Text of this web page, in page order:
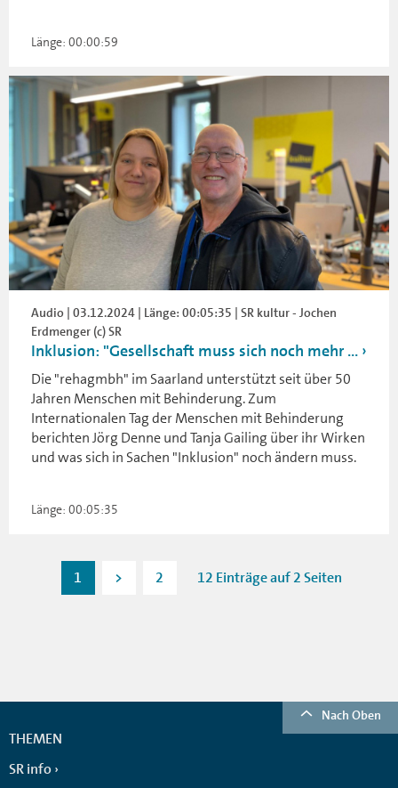
Länge: 00:00:59
Audio | 03.12.2024 | Länge: 00:05:35 | SR kultur - Jochen
Erdmenger (c) SR
Inklusion: "Gesellschaft muss sich noch mehr ...
Die "rehagmbh" im Saarland unterstützt seit über 50
Jahren Menschen mit Behinderung. Zum
Internationalen Tag der Menschen mit Behinderung
berichten Jörg Denne und Tanja Gailing über ihr Wirken
und was sich in Sachen "Inklusion" noch ändern muss.
Länge: 00:05:35
1 > 2 12 Einträge auf 2 Seiten
Nach Oben
THEMEN
SR info